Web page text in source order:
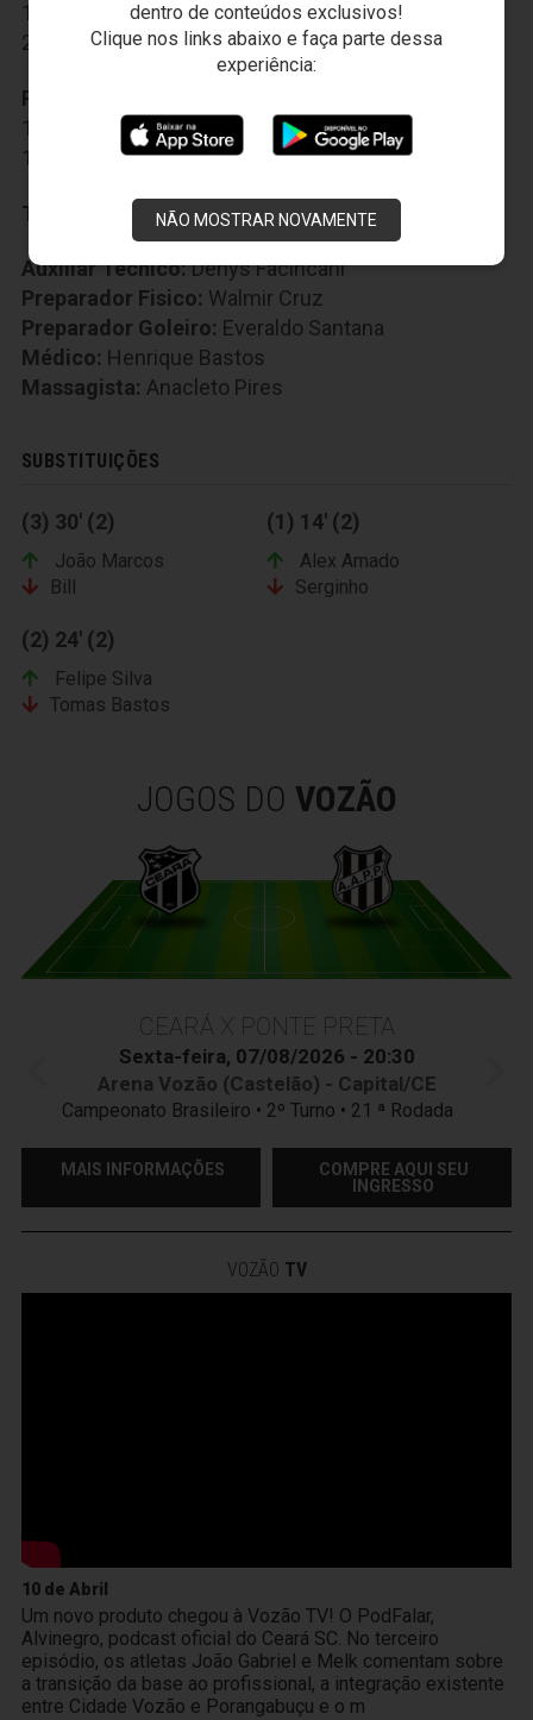
dentro de conteúdos exclusivos!
Clique nos links abaixo e faça parte dessa
experiência:
NÃO MOSTRAR NOVAMENTE
10-Tomas Bastos,11-Serginho,18-Bill,
20-Ricardinho
Reservas:
14-Lucas Silva,15-João Marcos,16-Felipe Silva
17-Robinho,19-Rafinha
Técnico: Sérgio Soares
Auxiliar Técnico:Denys Facincani
Preparador Fisico: Walmir Cruz
Preparador Goleiro: Everaldo Santana
Médico: Henrique Bastos
Massagista: Anacleto Pires
SUBSTITUIÇÕES
(3) 30' (2)
João Marcos
Bill
(1) 14' (2)
Alex Amado
Serginho
(2) 24' (2)
Felipe Silva
Tomas Bastos
JOGOS DO VOZÃO
CEARÁ X PONTE PRETA
Sexta-feira, 07/08/2026 - 20:30
Arena Vozão (Castelão) - Capital/CE
Campeonato Brasileiro • 2º Turno • 21 ª Rodada
MAIS INFORMAÇÕES
COMPRE AQUI SEU
INGRESSO
VOZÃO TV
10 de Abril
Um novo produto chegou à Vozão TV! O PodFalar,
Alvinegro, podcast oficial do Ceará SC. No terceiro
episódio, os atletas João Gabriel e Melk comentam sobre
a transição da base ao profissional, a integração existente
entre Cidade Vozão e Porangabuçu e o m